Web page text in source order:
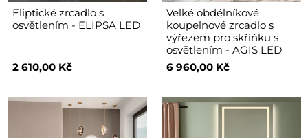
Eliptické zrcadlo s
osvětlením - ELIPSA LED
2 610,00 Kč
Velké obdélníkové
koupelnové zrcadlo s
výřezem pro skříňku s
osvětlením - AGIS LED
6 960,00 Kč